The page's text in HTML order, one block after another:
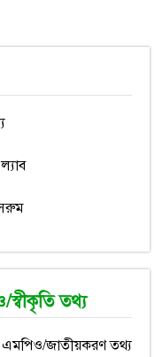
তথ্য
এমপিও/জাতীয়করণ তথ্য